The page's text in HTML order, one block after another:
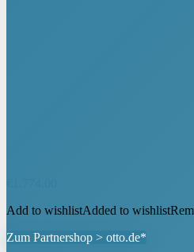
Add to wishlistAdded to wishlist
Zum Partnershop > otto.de*